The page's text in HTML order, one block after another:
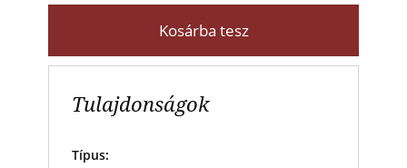
Kosárba tesz
Tulajdonságok
Típus: